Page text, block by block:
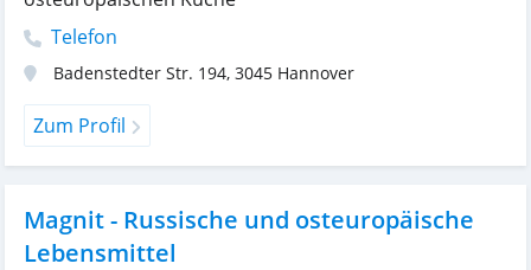
Telefon
Badenstedter Str. 194, 3045 Hannover
Zum Profil
Magnit - Russische und osteuropäische
Lebensmittel